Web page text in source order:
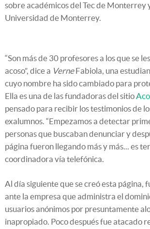
sobre académicos del Tec de Monterrey
Universidad de Monterrey.
“Son más de 30 profesores a los que se
acoso”, dice a VerneFabiola, una
cuyo nombre ha sido cambiado para
Ella es una de las fundadoras del sitio
pensado para recibir los testimonios de
exalumnos. “Empezamos a detectar
personas que buscaban denunciar y
página fueron llegando más y más... es
coordinadora vía telefónica.
Al día siguiente que se creó esta página,
ante la empresa que administra el
usuarios anónimos por presuntamente
inapropiado. Poco después fue atacado